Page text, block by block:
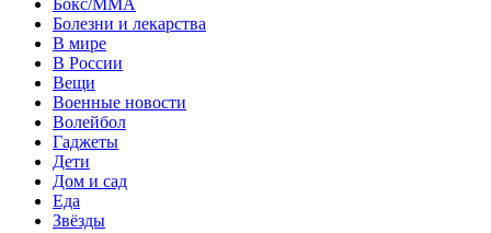
Бокс/MMA
Болезни и лекарства
В мире
В России
Вещи
Военные новости
Волейбол
Гаджеты
Дети
Дом и сад
Еда
Звёзды